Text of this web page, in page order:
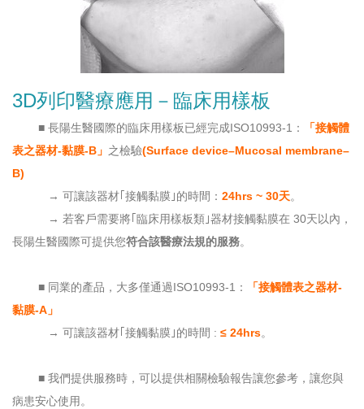
3D列印醫療應用－臨床用樣板
■ 長陽生醫國際的臨床用樣板已經完成ISO10993-1：
「接觸體
表之器材-黏膜-B」 之檢驗(Surface device–Mucosal membrane–
B)
→ 可讓該器材｢接觸黏膜｣的時間： 24hrs ~ 30天。
→ 若客戶需要將｢臨床用樣板類｣器材接觸黏膜在 30天以內，
長陽生醫國際可提供您符合該醫療法規的服務。
■ 同業的產品，大多僅通過ISO10993-1：
「接觸體表之器材-
黏膜-A」
→ 可讓該器材｢接觸黏膜｣的時間 : ≤ 24hrs。
■ 我們提供服務時，可以提供相關檢驗報告讓您參考，讓您與
病患安心使用。